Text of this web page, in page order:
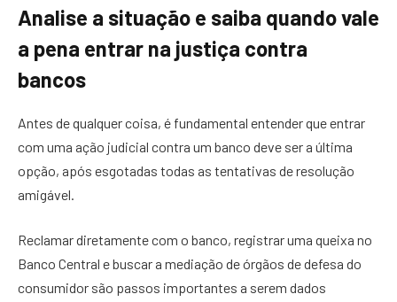
Analise a situação e saiba quando vale
a pena entrar na justiça contra
bancos
Antes de qualquer coisa, é fundamental entender que entrar
com uma ação judicial contra um banco deve ser a última
opção, após esgotadas todas as tentativas de resolução
amigável.
Reclamar diretamente com o banco, registrar uma queixa no
Banco Central e buscar a mediação de órgãos de defesa do
consumidor são passos importantes a serem dados